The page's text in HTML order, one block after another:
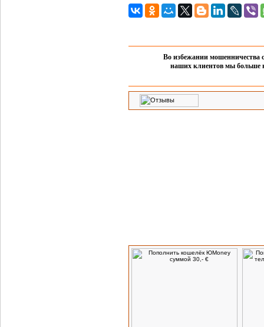
Во избежании мошенничества
наших клиентов мы больше